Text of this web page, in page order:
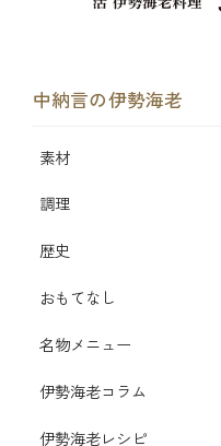
中納言の伊勢海老
素材
調理
歴史
おもてなし
名物メニュー
伊勢海老コラム
伊勢海老レシピ